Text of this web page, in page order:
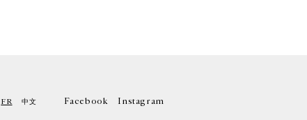
FR 中文 Facebook Instagram